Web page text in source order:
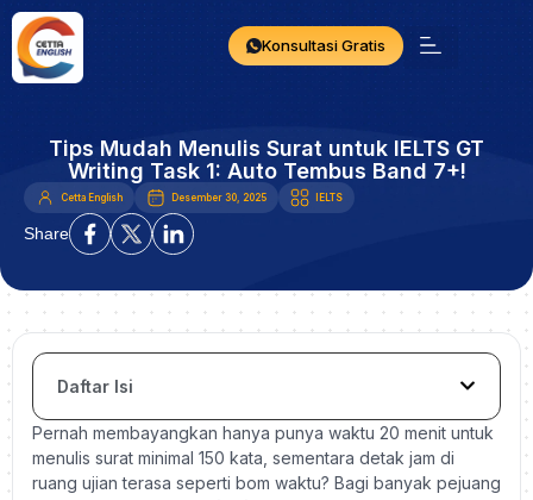
Konsultasi Gratis
Tips Mudah Menulis Surat untuk IELTS GT
Writing Task 1: Auto Tembus Band 7+!
Cetta English Desember 30, 2025 IELTS
Share
Daftar Isi
Pernah membayangkan hanya punya waktu 20 menit untuk
menulis surat minimal 150 kata, sementara detak jam di
ruang ujian terasa seperti bom waktu? Bagi banyak pejuang